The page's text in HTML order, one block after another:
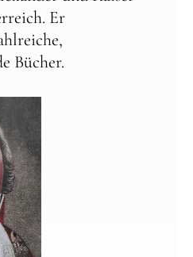
Er
Bücher.